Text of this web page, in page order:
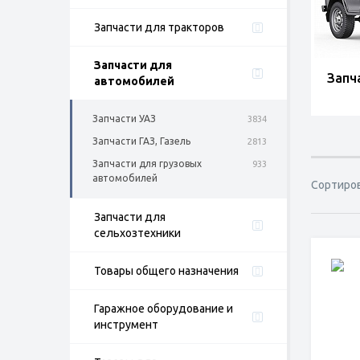
Запчасти для тракторов
Запчасти для
автомобилей
Запчасти УАЗ 3834
Запчасти ГАЗ, Газель 2813
Запчасти для грузовых
автомобилей
933
Запчасти для
сельхозтехники
Товары общего назначения
Гаражное оборудование и
инструмент